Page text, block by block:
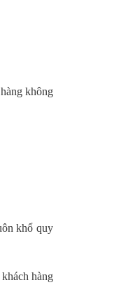
không
khổ quy
hàng